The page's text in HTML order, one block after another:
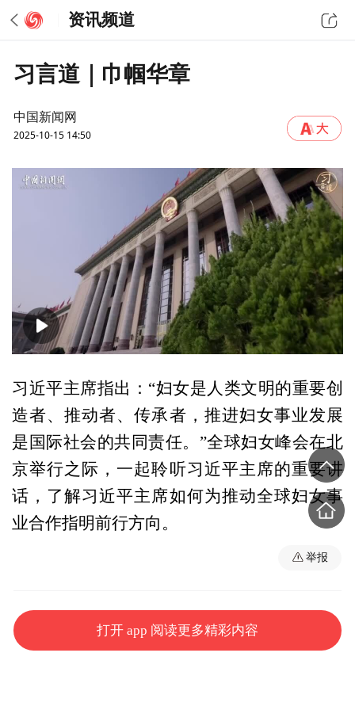
资讯频道
习言道｜巾帼华章
中国新闻网
2025-10-15 14:50
00:00 03:07
习近平主席指出：“妇女是人类文明的重要创
造者、推动者、传承者，推进妇女事业发展
是国际社会的共同责任。”全球妇女峰会在北
京举行之际，一起聆听习近平主席的重要讲
话，了解习近平主席如何为推动全球妇女事
业合作指明前行方向。
举报
打开 app 阅读更多精彩内容